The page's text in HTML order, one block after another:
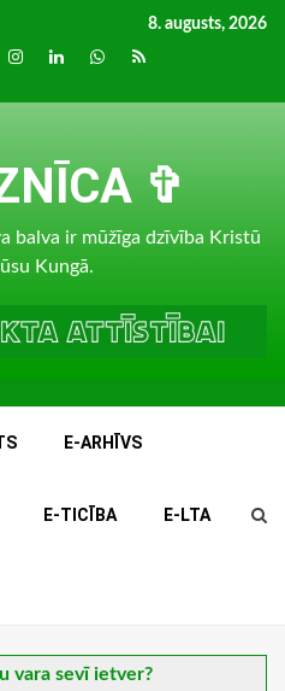
8. augusts, 2026
Instagram
LinkedInwhatsapp
RSS
✞
balva ir mūžīga dzīvība Kristū
Kungā.
E-ARHĪVS
E-TICĪBA E-LTA
vara sevī ietver?